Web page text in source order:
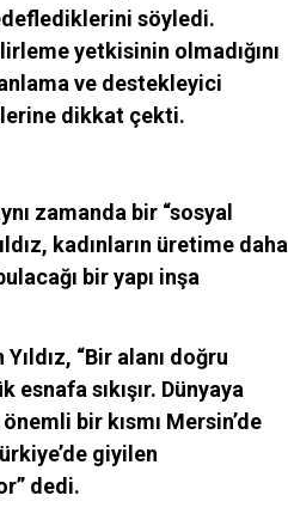
söyledi.
yetkisinin olmadığını
ve destekleyici
dikkat çekti.
zamanda bir “sosyal
kadınların üretime daha
bir yapı inşa
“Bir alanı doğru
sıkışır. Dünyaya
bir kısmı Mersin’de
giyilen
dedi.